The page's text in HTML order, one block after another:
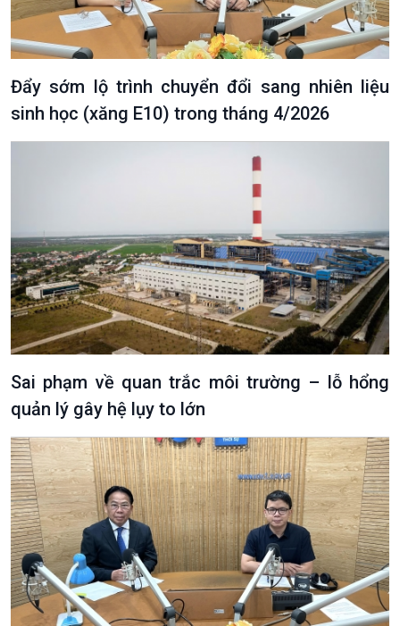
Dòng chảy sự kiện
Đối thoại
Diễn đàn chủ nhật
Chuyện đêm
Đẩy sớm lộ trình chuyển đổi sang nhiên liệu
sinh học (xăng E10) trong tháng 4/2026
Sai phạm về quan trắc môi trường – lỗ hổng
quản lý gây hệ lụy to lớn